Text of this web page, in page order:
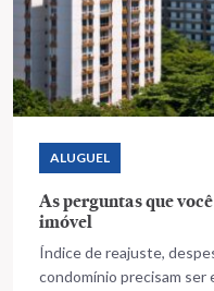
ALUGUEL
As perguntas que
imóvel
Índice de reajuste,
condomínio precisam